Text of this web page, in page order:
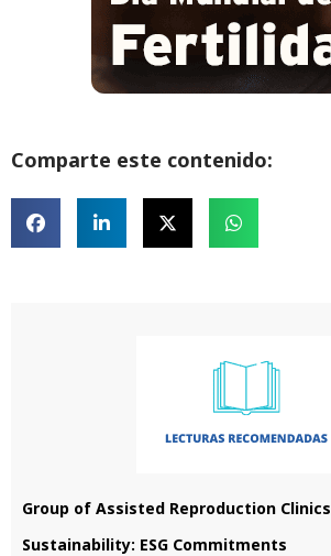
Comparte este contenido:
Group of Assisted Reproduction Clinics
Sustainability: ESG Commitments